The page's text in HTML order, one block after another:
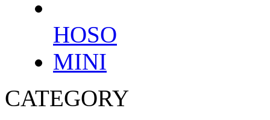
HOSO
MINI
CATEGORY